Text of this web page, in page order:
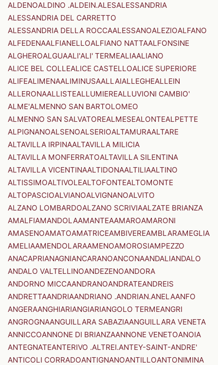
ALDENOALDINO .ALDEIN.ALESALESSANDRIA
ALESSANDRIA DEL CARRETTO
ALESSANDRIA DELLA ROCCAALESSANOALEZIOALFANO
ALFEDENAALFIANELLOALFIANO NATTAALFONSINE
ALGHEROALGUAALI'ALI' TERMEALIAALIANO
ALICE BEL COLLEALICE CASTELLOALICE SUPERIORE
ALIFEALIMENAALIMINUSAALLAIALLEGHEALLEIN
ALLERONAALLISTEALLUMIEREALLUVIONI CAMBIO'
ALME'ALMENNO SAN BARTOLOMEO
ALMENNO SAN SALVATOREALMESEALONTEALPETTE
ALPIGNANOALSENOALSERIOALTAMURAALTARE
ALTAVILLA IRPINAALTAVILLA MILICIA
ALTAVILLA MONFERRATOALTAVILLA SILENTINA
ALTAVILLA VICENTINAALTIDONAALTILIAALTINO
ALTISSIMOALTIVOLEALTOFONTEALTOMONTE
ALTOPASCIOALVIANOALVIGNANOALVITO
ALZANO LOMBARDOALZANO SCRIVIAALZATE BRIANZA
AMALFIAMANDOLAAMANTEAAMAROAMARONI
AMASENOAMATOAMATRICEAMBIVEREAMBLARAMEGLIA
AMELIAAMENDOLARAAMENOAMOROSIAMPEZZO
ANACAPRIANAGNIANCARANOANCONAANDALIANDALO
ANDALO VALTELLINOANDEZENOANDORA
ANDORNO MICCAANDRANOANDRATEANDREIS
ANDRETTAANDRIAANDRIANO .ANDRIAN.ANELAANFO
ANGERAANGHIARIANGIARIANGOLO TERMEANGRI
ANGROGNAANGUILLARA SABAZIAANGUILLARA VENETA
ANNICCOANNONE DI BRIANZAANNONE VENETOANOIA
ANTEGNATEANTERIVO .ALTREI.ANTEY-SAINT-ANDRE'
ANTICOLI CORRADOANTIGNANOANTILLOANTONIMINA